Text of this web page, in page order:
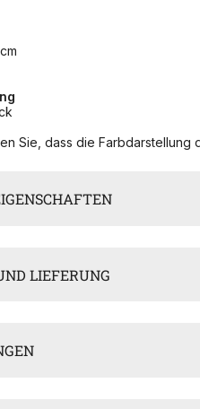
Sie, dass die
LIEFERUNG